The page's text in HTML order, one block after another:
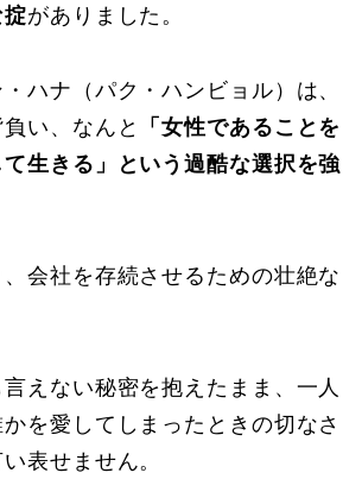
掟がありました。
ハナ（パク・ハンビョル）は、
い、なんと
「女性であることを
生きる」という過酷な選択を強
会社を存続させるための壮絶な
えない秘密を抱えたまま、一人
を愛してしまったときの切なさ
表せません。